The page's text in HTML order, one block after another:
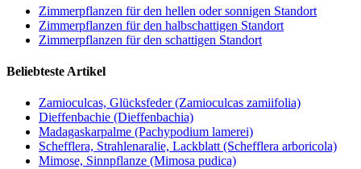
Zimmerpflanzen für den hellen oder sonnigen Standort
Zimmerpflanzen für den halbschattigen Standort
Zimmerpflanzen für den schattigen Standort
Beliebteste Artikel
Zamioculcas, Glücksfeder (Zamioculcas zamiifolia)
Dieffenbachie (Dieffenbachia)
Madagaskarpalme (Pachypodium lamerei)
Schefflera, Strahlenaralie, Lackblatt (Schefflera arboricola)
Mimose, Sinnpflanze (Mimosa pudica)